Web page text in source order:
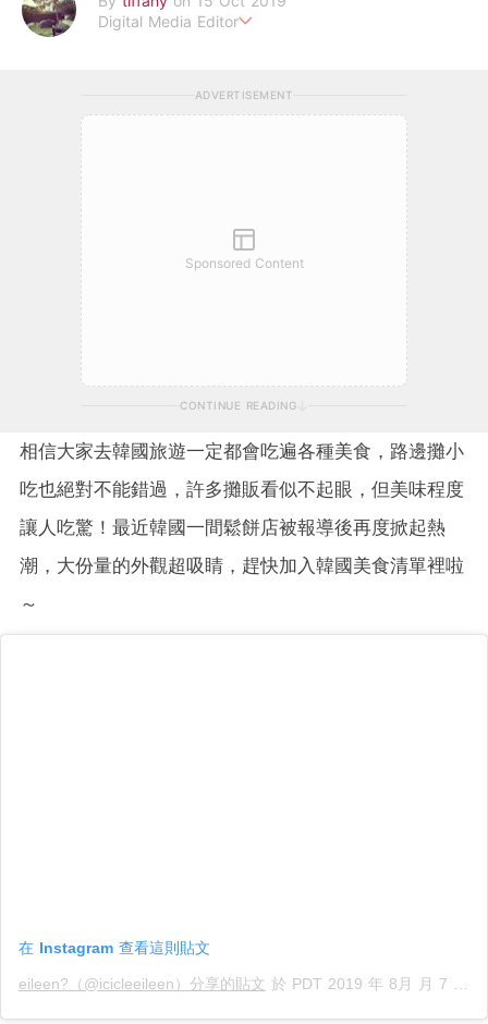
Digital Media Editor
ADVERTISEMENT
Sponsored Content
CONTINUE READING
相信大家去韓國旅遊一定都會吃遍各種美食，路邊攤小
吃也絕對不能錯過，許多攤販看似不起眼，但美味程度
讓人吃驚！最近韓國一間鬆餅店被報導後再度掀起熱
潮，大份量的外觀超吸睛，趕快加入韓國美食清單裡啦
～
在 Instagram 查看這則貼文
eileen?（@icicleeileen）分享的貼文 於 PDT 2019 年 8月 月 7 日 下午 9:54